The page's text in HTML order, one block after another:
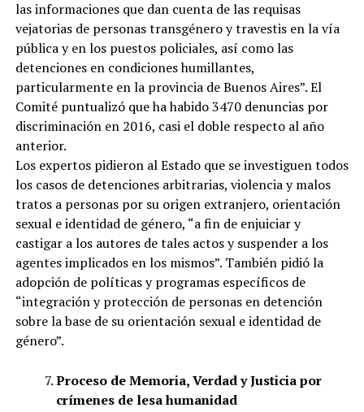
las informaciones que dan cuenta de las requisas
vejatorias de personas transgénero y travestis en la vía
pública y en los puestos policiales, así como las
detenciones en condiciones humillantes,
particularmente en la provincia de Buenos Aires”. El
Comité puntualizó que ha habido 3470 denuncias por
discriminación en 2016, casi el doble respecto al año
anterior.
Los expertos pidieron al Estado que se investiguen todos
los casos de detenciones arbitrarias, violencia y malos
tratos a personas por su origen extranjero, orientación
sexual e identidad de género, “a fin de enjuiciar y
castigar a los autores de tales actos y suspender a los
agentes implicados en los mismos”. También pidió la
adopción de políticas y programas específicos de
“integración y protección de personas en detención
sobre la base de su orientación sexual e identidad de
género”.
Proceso de Memoria, Verdad y Justicia por
crímenes de lesa humanidad